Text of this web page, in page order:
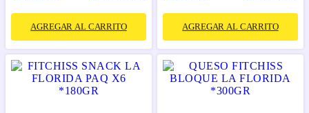
AGREGAR AL CARRITO AGREGAR AL CARRITO